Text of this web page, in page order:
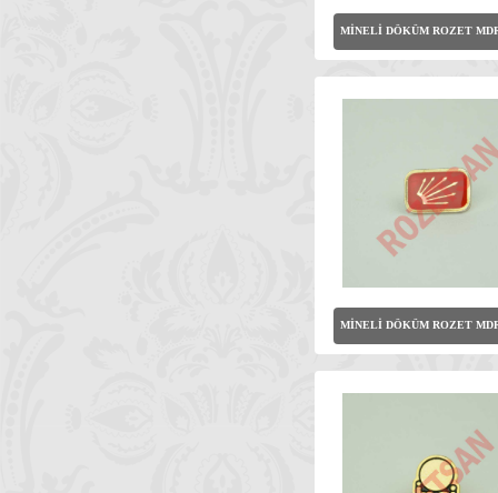
MİNELİ DÖKÜM ROZET
MİNELİ DÖKÜM ROZET